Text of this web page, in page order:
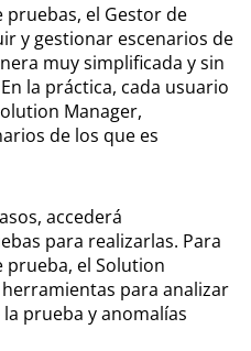
pruebas, el Gestor de
y gestionar escenarios de
muy simplificada y sin
la práctica, cada usuario
Manager,
de los que es
accederá
para realizarlas. Para
prueba, el Solution
para analizar
prueba y anomalías